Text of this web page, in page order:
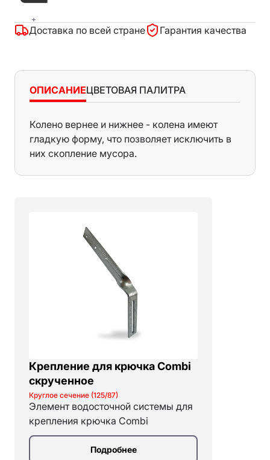
+
Доставка по всей стране Гарантия качества
ОПИСАНИЕЦВЕТОВАЯ ПАЛИТРА
Колено вернее и нижнее - колена имеют
гладкую форму, что позволяет исключить в
них скопление мусора.
Белый
Серый
Красный
Бордовый
Тёмно-коричневый (8019)
Крепление для крючка Combi
скрученное
Круглое сечение (125/87)
Элемент водосточной системы для
крепления крючка Combi
Подробнее